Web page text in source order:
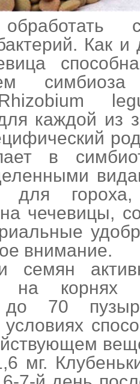
Как
каждой из
в
для
чечевицы,
внимание.
семян
на корнях
до 70
условиях
мг.